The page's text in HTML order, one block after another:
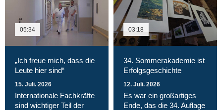
05:34
„Ich freue mich, dass die
Leute hier sind“
15. Juli. 2026
Internationale Fachkräfte
sind wichtiger Teil der
03:18
34. Sommerakademie ist
Erfolgsgeschichte
12. Juli. 2026
Es war ein großartiges
Ende, das die 34. Auflage